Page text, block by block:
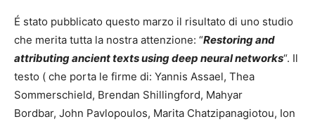
É stato pubblicato questo marzo il risultato di uno studio
che merita tutta la nostra attenzione: “Restoring and
attributing ancient texts using deep neural networks“. Il
testo ( che porta le firme di: Yannis Assael, Thea
Sommerschield, Brendan Shillingford, Mahyar
Bordbar, John Pavlopoulos, Marita Chatzipanagiotou, Ion